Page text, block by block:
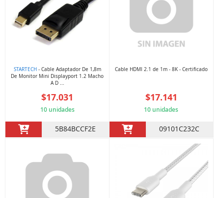
STARTECH- Cable Adaptador De 1,8m
De Monitor Mini Displayport 1.2 Macho
A D ...
$17.031
10 unidades
5B84BCCF2E
Cable HDMI 2.1 de 1m - 8K - Certificado
$17.141
10 unidades
09101C232C